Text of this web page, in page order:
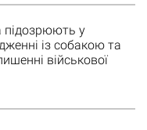
підозрюють у
із собакою та
військової